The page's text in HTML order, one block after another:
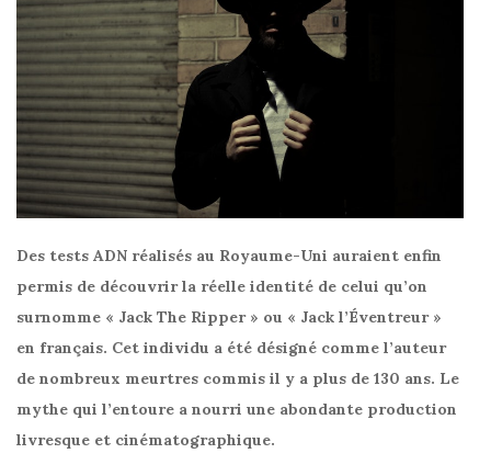
Des tests ADN réalisés au Royaume-Uni auraient enfin
permis de découvrir la réelle identité de celui qu’on
surnomme « Jack The Ripper » ou « Jack l’Éventreur »
en français. Cet individu a été désigné comme l’auteur
de nombreux meurtres commis il y a plus de 130 ans. Le
mythe qui l’entoure a nourri une abondante production
livresque et cinématographique.